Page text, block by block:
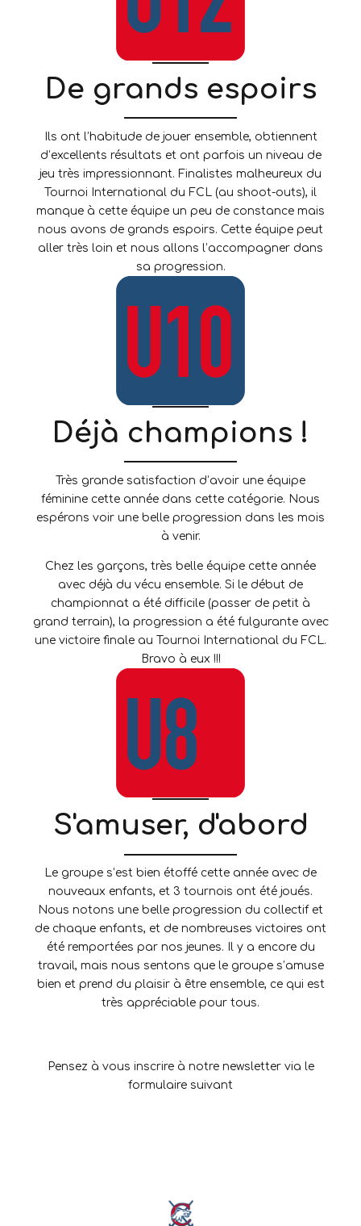
De grands espoirs
Ils ont l’habitude de jouer ensemble, obtiennent
d’excellents résultats et ont parfois un niveau de
jeu très impressionnant. Finalistes malheureux du
Tournoi International du FCL (au shoot-outs), il
manque à cette équipe un peu de constance mais
nous avons de grands espoirs. Cette équipe peut
aller très loin et nous allons l’accompagner dans
sa progression.
Déjà champions !
Très grande satisfaction d’avoir une équipe
féminine cette année dans cette catégorie. Nous
espérons voir une belle progression dans les mois
à venir.
Chez les garçons, très belle équipe cette année
avec déjà du vécu ensemble. Si le début de
championnat a été difficile (passer de petit à
grand terrain), la progression a été fulgurante avec
une victoire finale au Tournoi International du FCL.
Bravo à eux !!!
S'amuser, d'abord
Le groupe s’est bien étoffé cette année avec de
nouveaux enfants, et 3 tournois ont été joués.
Nous notons une belle progression du collectif et
de chaque enfants, et de nombreuses victoires ont
été remportées par nos jeunes. Il y a encore du
travail, mais nous sentons que le groupe s’amuse
bien et prend du plaisir à être ensemble, ce qui est
très appréciable pour tous.
Pensez à vous inscrire à notre newsletter via le
formulaire suivant